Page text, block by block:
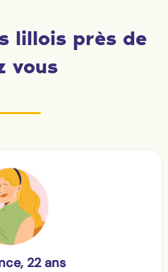
lillois près de
vous
22 ans